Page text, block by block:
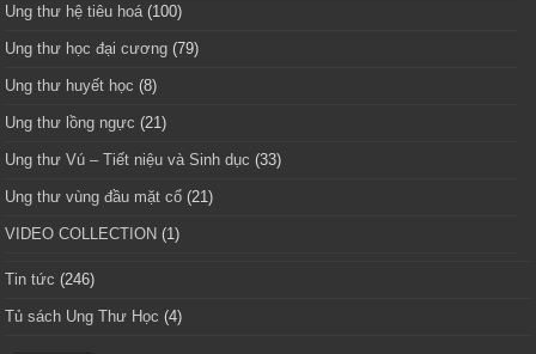
Ung thư hệ tiêu hoá (100)
Ung thư học đại cương (79)
Ung thư huyết học (8)
Ung thư lồng ngực (21)
Ung thư Vú – Tiết niệu và Sinh dục (33)
Ung thư vùng đầu mặt cổ (21)
VIDEO COLLECTION (1)
Tin tức (246)
Tủ sách Ung Thư Học (4)